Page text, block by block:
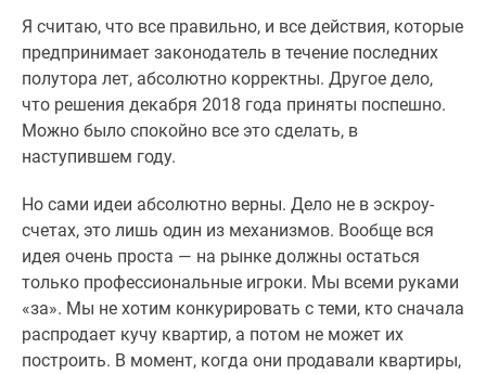
Я считаю, что все правильно, и все действия, которые
предпринимает законодатель в течение последних
полутора лет, абсолютно корректны. Другое дело,
что решения декабря 2018 года приняты поспешно.
Можно было спокойно все это сделать, в
наступившем году.
Но сами идеи абсолютно верны. Дело не в эскроу-
счетах, это лишь один из механизмов. Вообще вся
идея очень проста — на рынке должны остаться
только профессиональные игроки. Мы всеми руками
«за». Мы не хотим конкурировать с теми, кто сначала
распродает кучу квартир, а потом не может их
построить. В момент, когда они продавали квартиры,